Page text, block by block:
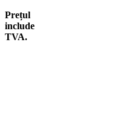
Prețul
include
TVA.